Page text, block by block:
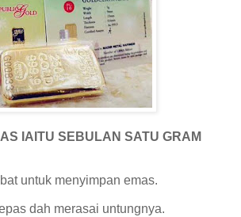
IAITU SEBULAN SATU GRAM
untuk menyimpan emas.
dah merasai untungnya.